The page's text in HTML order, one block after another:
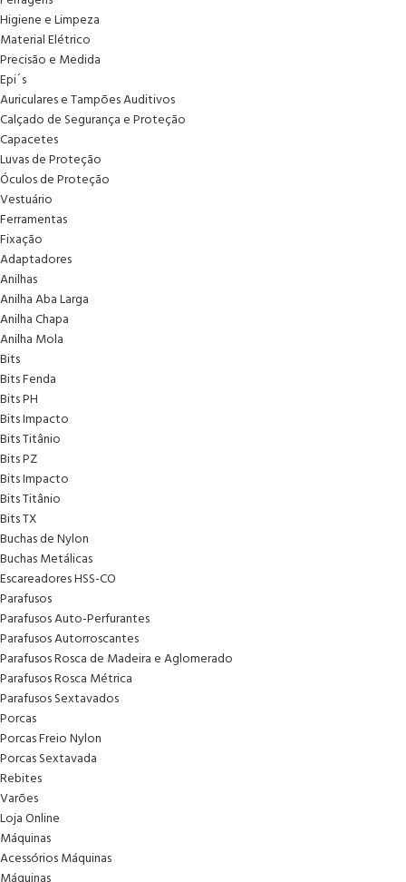
Higiene e Limpeza
Material Elétrico
Precisão e Medida
Epi´s
Auriculares e Tampões Auditivos
Calçado de Segurança e Proteção
Capacetes
Luvas de Proteção
Óculos de Proteção
Vestuário
Ferramentas
Fixação
Adaptadores
Anilhas
Anilha Aba Larga
Anilha Chapa
Anilha Mola
Bits
Bits Fenda
Bits PH
Bits Impacto
Bits Titânio
Bits PZ
Bits Impacto
Bits Titânio
Bits TX
Buchas de Nylon
Buchas Metálicas
Escareadores HSS-CO
Parafusos
Parafusos Auto-Perfurantes
Parafusos Autorroscantes
Parafusos Rosca de Madeira e Aglomerado
Parafusos Rosca Métrica
Parafusos Sextavados
Porcas
Porcas Freio Nylon
Porcas Sextavada
Rebites
Varões
Loja Online
Máquinas
Acessórios Máquinas